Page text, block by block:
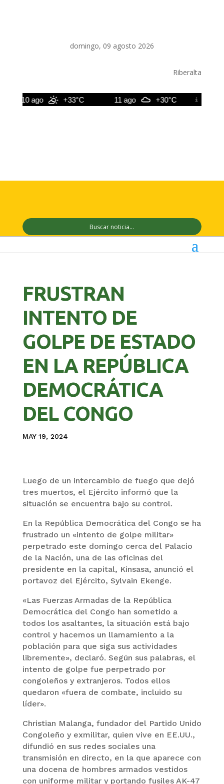
domingo, 09 agosto 2026
Riberalta
10 ago +33°C 11 ago +30°C
FRUSTRAN
INTENTO DE
GOLPE DE ESTADO
EN LA REPÚBLICA
DEMOCRÁTICA
DEL CONGO
MAY 19, 2024
Luego de un intercambio de fuego que dejó
tres muertos, el Ejército informó que la
situación se encuentra bajo su control.
En la República Democrática del Congo se ha
frustrado un «intento de golpe militar»
perpetrado este domingo cerca del Palacio
de la Nación, una de las oficinas del
presidente en la capital, Kinsasa, anunció el
portavoz del Ejército, Sylvain Ekenge.
«Las Fuerzas Armadas de la República
Democrática del Congo han sometido a
todos los asaltantes, la situación está bajo
control y hacemos un llamamiento a la
población para que siga sus actividades
libremente», declaró. Según sus palabras, el
intento de golpe fue perpetrado por
congoleños y extranjeros. Todos ellos
quedaron «fuera de combate, incluido su
líder».
Christian Malanga, fundador del Partido Unido
Congoleño y exmilitar, quien vive en EE.UU.,
difundió en sus redes sociales una
transmisión en directo, en la que aparece con
una docena de hombres armados vestidos
con uniforme militar y portando fusiles AK-47